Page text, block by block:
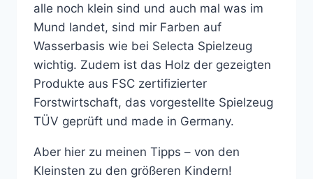
alle noch klein sind und auch mal was im
Mund landet, sind mir Farben auf
Wasserbasis wie bei Selecta Spielzeug
wichtig. Zudem ist das Holz der gezeigten
Produkte aus FSC zertifizierter
Forstwirtschaft, das vorgestellte Spielzeug
TÜV geprüft und made in Germany.
Aber hier zu meinen Tipps – von den
Kleinsten zu den größeren Kindern!